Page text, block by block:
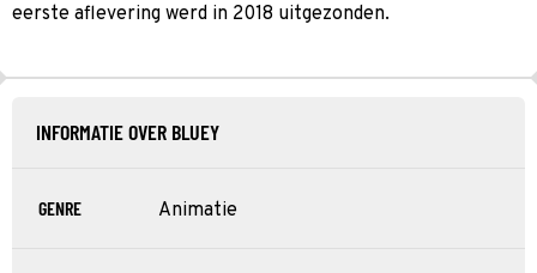
eerste aflevering werd in 2018 uitgezonden.
INFORMATIE OVER BLUEY
GENRE Animatie